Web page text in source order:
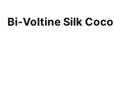
Bi-Voltine Silk